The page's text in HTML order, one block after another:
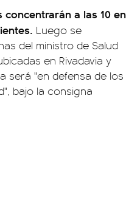
a las 10 en
Luego se
del ministro de Salud
en Rivadavia y
será "en defensa de los
bajo la consigna